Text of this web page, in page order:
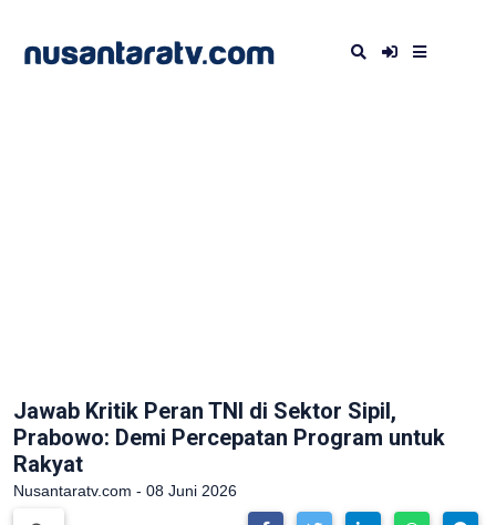
Jawab Kritik Peran TNI di Sektor Sipil,
Prabowo: Demi Percepatan Program untuk
Rakyat
Nusantaratv.com - 08 Juni 2026